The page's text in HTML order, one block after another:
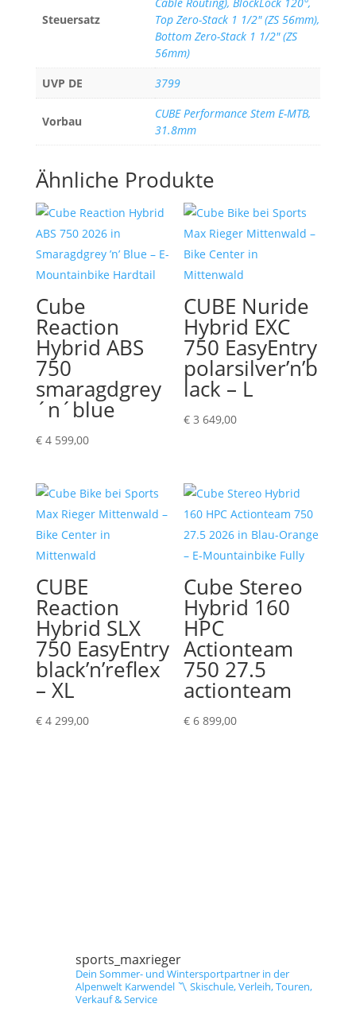
Steuersatz
Top Zero-Stack 1 1/2" (ZS 56mm),
Bottom Zero-Stack 1 1/2" (ZS
56mm)
UVP DE
3799
Vorbau
CUBE Performance Stem E-MTB,
31.8mm
Ähnliche Produkte
Cube
Reaction
Hybrid ABS
750
smaragdgrey
´n´blue
€4 599,00
CUBE Nuride
Hybrid EXC
750 EasyEntry
polarsilver’n’b
lack – L
€ 3 649,00
CUBE
Reaction
Hybrid SLX
750 EasyEntry
black’n’reflex
– XL
€4 299,00
Cube Stereo
Hybrid 160
HPC
Actionteam
750 27.5
actionteam
€ 6 899,00
sports_maxrieger
Dein Sommer- und Wintersportpartner in der
Alpenwelt Karwendel〽️ Skischule, Verleih, Touren,
Verkauf & Service